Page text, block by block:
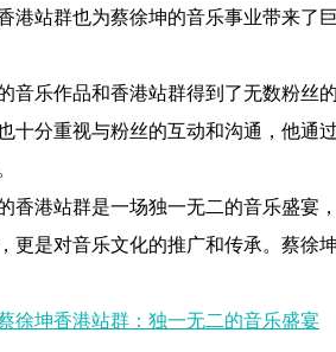
港站群也为蔡徐坤的音乐事业带来了
音乐作品和香港站群得到了无数粉丝
十分重视与粉丝的互动和沟通，他通
香港站群是一场独一无二的音乐盛宴
更是对音乐文化的推广和传承。蔡徐
徐坤香港站群：独一无二的音乐盛宴